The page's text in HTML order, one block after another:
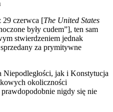
29 czerwca [The United States
były cudem”], ten sam
stwierdzeniem jednak
za prymitywne
jak i Konstytucja
okoliczności
nigdy się nie